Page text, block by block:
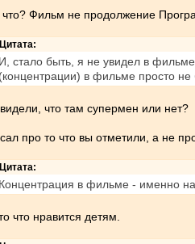
что? Фильм не продолжение
Цитата:
И, стало быть, я не увидел в
(концентрации) в фильме просто
что там супермен или нет?
про то что вы отметили, а не
Цитата:
Концентрация в фильме - именно
что нравится детям.